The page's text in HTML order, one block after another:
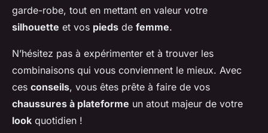
garde-robe, tout en mettant en valeur votre
silhouette et vos pieds de femme.
N’hésitez pas à expérimenter et à trouver les
combinaisons qui vous conviennent le mieux. Avec
ces conseils, vous êtes prête à faire de vos
chaussures à plateforme un atout majeur de votre
look quotidien !